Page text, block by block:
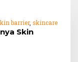
barrier, skincare
Skin